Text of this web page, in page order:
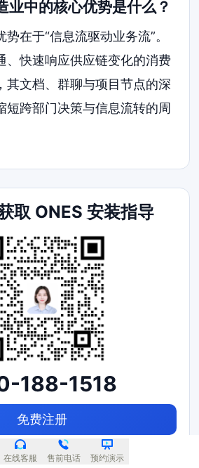
业中的核心优势是什么？
在于“信息流驱动业务流”。
、快速响应供应链变化的消费
其文档、群聊与项目节点的深
短跨部门决策与信息流转的周
取 ONES 安装指导
188-1518
免费注册
在线客服 售前电话 预约演示